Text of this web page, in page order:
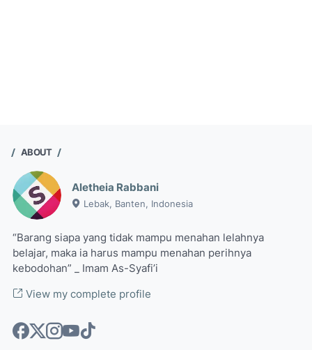
ABOUT
Aletheia Rabbani
Lebak, Banten, Indonesia
“Barang siapa yang tidak mampu menahan lelahnya
belajar, maka ia harus mampu menahan perihnya
kebodohan” _ Imam As-Syafi’i
View my complete profile